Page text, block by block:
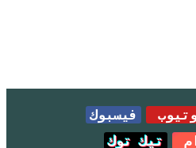
فيسبوك
تيك توك